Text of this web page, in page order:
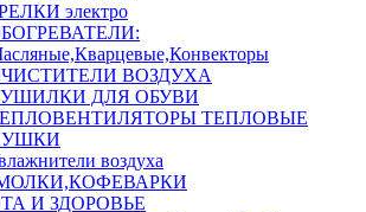
электро
ВОЗДУХА
ДЛЯ ОБУВИ
ТЕПЛОВЫЕ
воздуха
И ЗДОРОВЬЕ